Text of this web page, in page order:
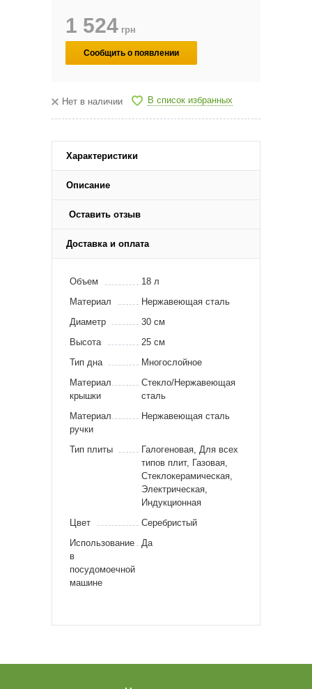
1 524 грн
Сообщить о появлении
Нет в наличии В список избранных
Характеристики
Описание
Оставить отзыв
Доставка и оплата
Объем
18 л
Материал
Нержавеющая сталь
Диаметр
30 см
Высота
25 см
Тип дна
Многослойное
Материал
крышки
Стекло/Нержавеющая
сталь
Материал
ручки
Нержавеющая сталь
Тип плиты
Галогеновая, Для всех
типов плит, Газовая,
Стеклокерамическая,
Электрическая,
Индукционная
Цвет
Серебристый
Использование
в
посудомоечной
машине
Да